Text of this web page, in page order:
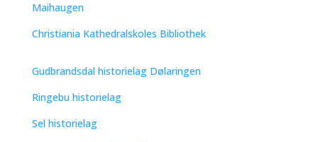
Maihaugen
Christiania Kathedralskoles Bibliothek
Gudbrandsdal historielag Dølaringen
Ringebu historielag
Sel historielag